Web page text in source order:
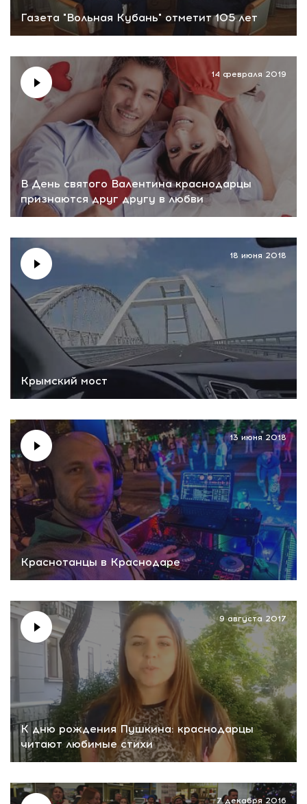
Газета "Вольная Кубань" отметит 105 лет
В День святого Валентина краснодарцы
признаются друг другу в любви
14 февраля 2019
Крымский мост
18 июня 2018
Краснотанцы в Краснодаре
13 июня 2018
К дню рождения Пушкина: краснодарцы
читают любимые стихи
9 августа 2017
7 декабря 2016